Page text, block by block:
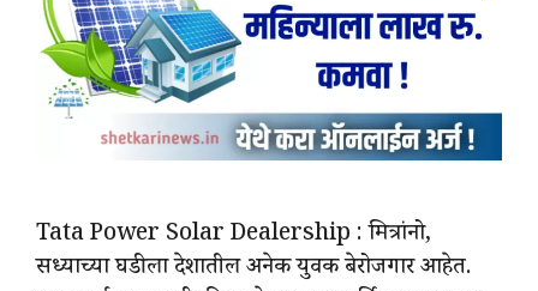
Tata Power Solar Dealership : मित्रांनो,
सध्याच्या घडीला देशातील अनेक युवक बेरोजगार आहेत.